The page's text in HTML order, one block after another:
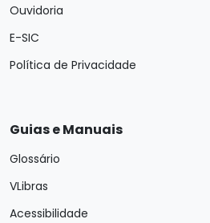
Ouvidoria
E-SIC
Política de Privacidade
Guias e Manuais
Glossário
VLibras
Acessibilidade